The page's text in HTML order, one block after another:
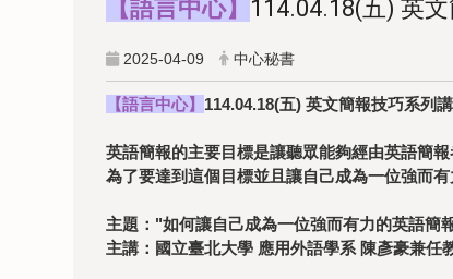
【語言中心】 114.04.18(五) 英
2025-04-09 中心秘書
【語言中心】 114.04.18(五) 英文簡報技巧系列
英語簡報的主要目標是讓聽眾能夠經由英語簡
為了要達到這個目標並且讓自己成為一位強而
主題："如何讓自己成為一位強而有力的英語
主講：國立臺北大學 應用外語學系 陳彥豪兼任